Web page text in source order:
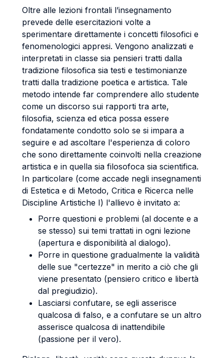
Oltre alle lezioni frontali l’insegnamento
prevede delle esercitazioni volte a
sperimentare direttamente i concetti filosofici e
fenomenologici appresi. Vengono analizzati e
interpretati in classe sia pensieri tratti dalla
tradizione filosofica sia testi e testimonianze
tratti dalla tradizione poetica e artistica. Tale
metodo intende far comprendere allo studente
come un discorso sui rapporti tra arte,
filosofia, scienza ed etica possa essere
fondatamente condotto solo se si impara a
seguire e ad ascoltare l'esperienza di coloro
che sono direttamente coinvolti nella creazione
artistica e in quella sia filosofoca sia scientifica.
In particolare (come accade negli insegnamenti
di Estetica e di Metodo, Critica e Ricerca nelle
Discipline Artistiche I) l'allievo è invitato a:
Porre questioni e problemi (al docente e a
se stesso) sui temi trattati in ogni lezione
(apertura e disponibilità al dialogo).
Porre in questione gradualmente la validità
delle sue "certezze" in merito a ciò che gli
viene presentato (pensiero critico e libertà
dal pregiudizio).
Lasciarsi confutare, se egli asserisce
qualcosa di falso, e a confutare se un altro
asserisce qualcosa di inattendibile
(passione per il vero).